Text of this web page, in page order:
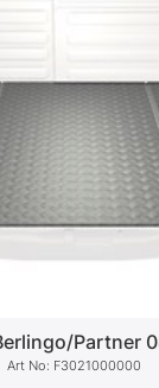
Partner
F3021000000